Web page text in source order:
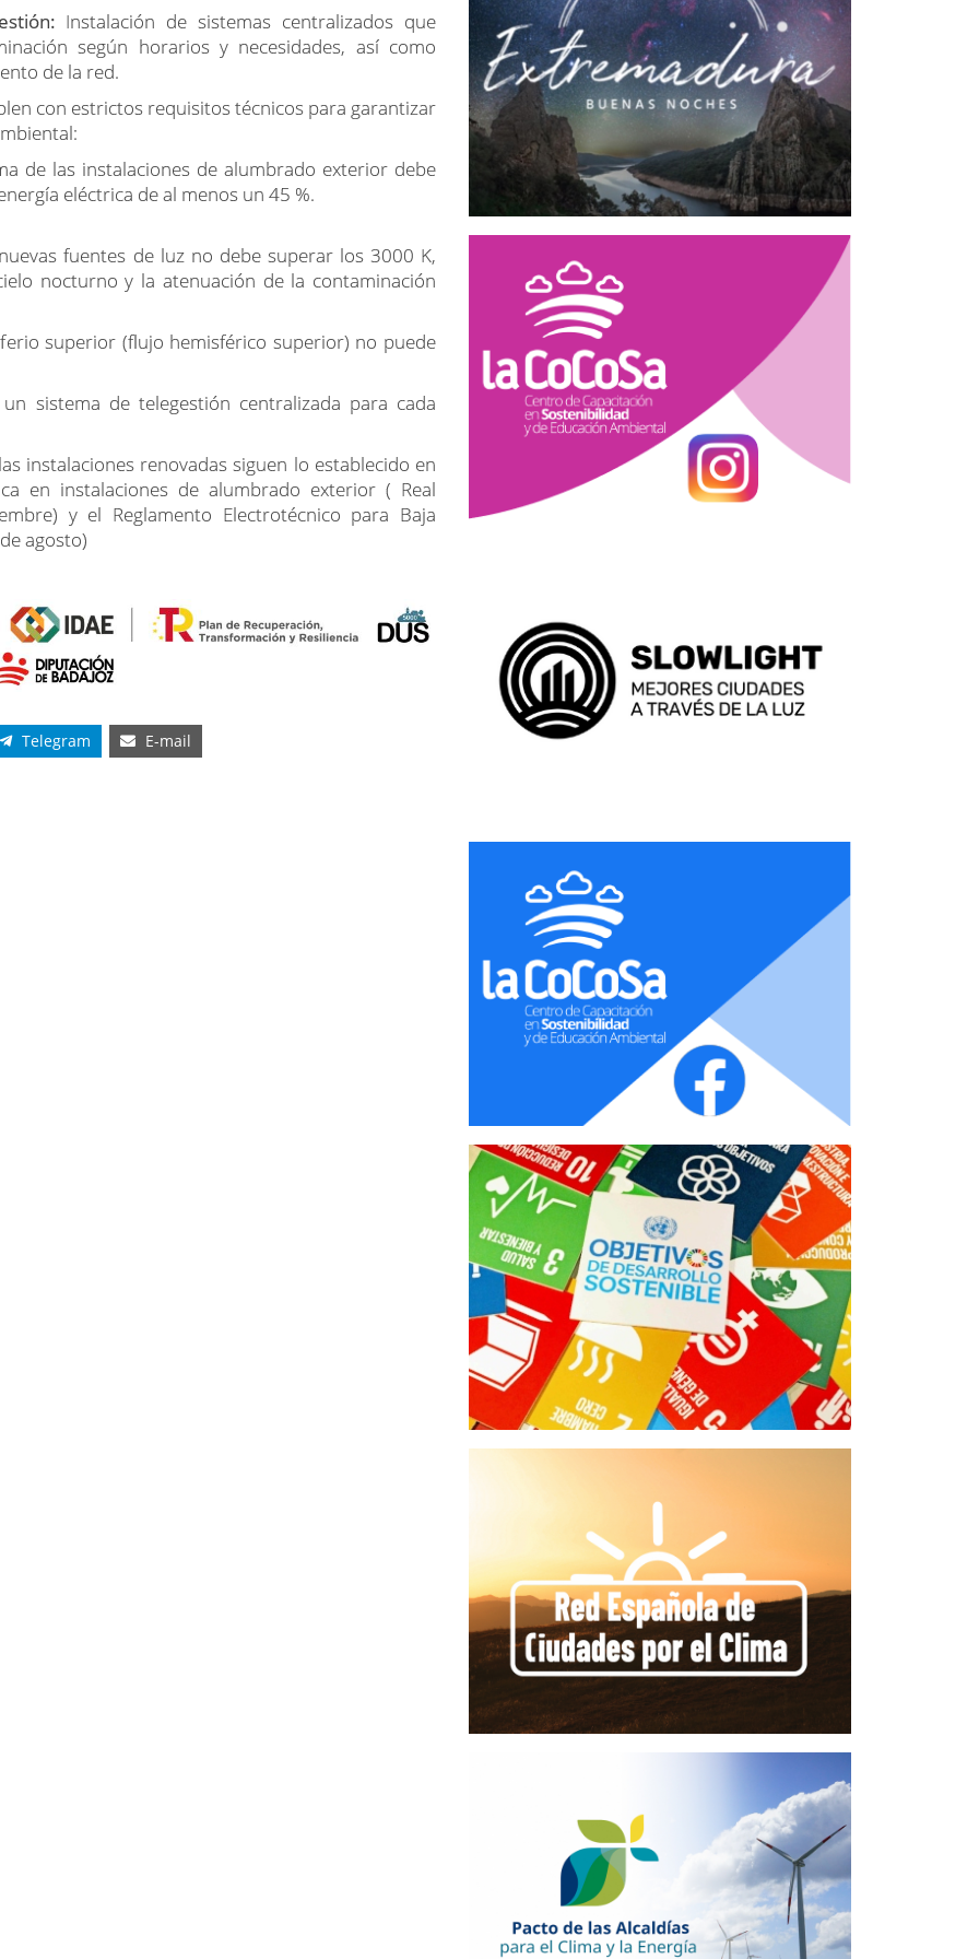
Instalación de sistemas centralizados que
según horarios y necesidades, así como
de la red.
con estrictos requisitos técnicos para garantizar
de las instalaciones de alumbrado exterior debe
eléctrica de al menos un 45 %.
fuentes de luz no debe superar los 3000 K,
nocturno y la atenuación de la contaminación
superior (flujo hemisférico superior) no puede
sistema de telegestión centralizada para cada
instalaciones renovadas siguen lo establecido en
en instalaciones de alumbrado exterior ( Real
y el Reglamento Electrotécnico para Baja
agosto)
Telegram E-mail